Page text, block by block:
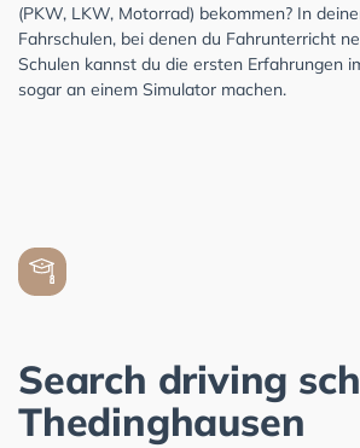
(PKW, LKW, Motorrad) bekommen? In
Fahrschulen, bei denen du Fahrunterricht
Schulen kannst du die ersten Erfahrungen
sogar an einem Simulator machen.
Search driving
Thedinghausen